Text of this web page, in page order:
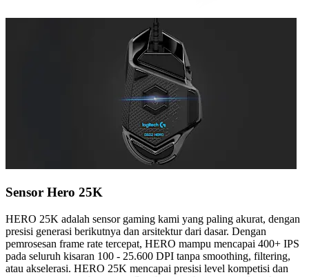
Sensor Hero 25K
HERO 25K adalah sensor gaming kami yang paling akurat, dengan
presisi generasi berikutnya dan arsitektur dari dasar. Dengan
pemrosesan frame rate tercepat, HERO mampu mencapai 400+ IPS
pada seluruh kisaran 100 - 25.600 DPI tanpa smoothing, filtering,
atau akselerasi. HERO 25K mencapai presisi level kompetisi dan